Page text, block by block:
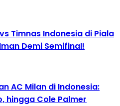
Timnas Indonesia di Piala
Demi Semifinal!
AC Milan di Indonesia:
hingga Cole Palmer